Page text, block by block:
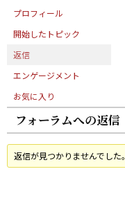
プロフィール
開始したトピック
返信
エンゲージメント
お気に入り
フォーラムへの返信
返信が見つかりませんでした。